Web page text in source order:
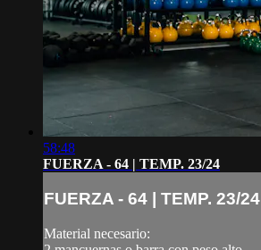
58:48
FUERZA - 64 | TEMP. 23/24
FUERZA - 64 | TEMP. 23/24
Material necesario: